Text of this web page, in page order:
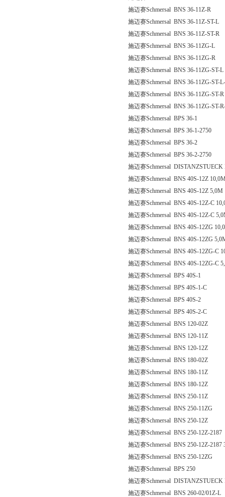
施迈赛Schmersal BNS 36-11Z-R
施迈赛Schmersal BNS 36-11Z-ST-L
施迈赛Schmersal BNS 36-11Z-ST-R
施迈赛Schmersal BNS 36-11ZG-L
施迈赛Schmersal BNS 36-11ZG-R
施迈赛Schmersal BNS 36-11ZG-ST-L
施迈赛Schmersal BNS 36-11ZG-ST-
施迈赛Schmersal BNS 36-11ZG-ST-R
施迈赛Schmersal BNS 36-11ZG-ST-
施迈赛Schmersal BPS 36-1
施迈赛Schmersal BPS 36-1-2750
施迈赛Schmersal BPS 36-2
施迈赛Schmersal BPS 36-2-2750
施迈赛Schmersal DISTANZSTUECK
施迈赛Schmersal BNS 40S-12Z
施迈赛Schmersal BNS 40S-12Z 5,0M
施迈赛Schmersal BNS 40S-12Z-C
施迈赛Schmersal BNS 40S-12Z-C
施迈赛Schmersal BNS 40S-12ZG
施迈赛Schmersal BNS 40S-12ZG
施迈赛Schmersal BNS 40S-12ZG-C
施迈赛Schmersal BNS 40S-12ZG-C
施迈赛Schmersal BPS 40S-1
施迈赛Schmersal BPS 40S-1-C
施迈赛Schmersal BPS 40S-2
施迈赛Schmersal BPS 40S-2-C
施迈赛Schmersal BNS 120-02Z
施迈赛Schmersal BNS 120-11Z
施迈赛Schmersal BNS 120-12Z
施迈赛Schmersal BNS 180-02Z
施迈赛Schmersal BNS 180-11Z
施迈赛Schmersal BNS 180-12Z
施迈赛Schmersal BNS 250-11Z
施迈赛Schmersal BNS 250-11ZG
施迈赛Schmersal BNS 250-12Z
施迈赛Schmersal BNS 250-12Z-2187
施迈赛Schmersal BNS 250-12Z-2187
施迈赛Schmersal BNS 250-12ZG
施迈赛Schmersal BPS 250
施迈赛Schmersal DISTANZSTUECK
施迈赛Schmersal BNS 260-02/01Z-L